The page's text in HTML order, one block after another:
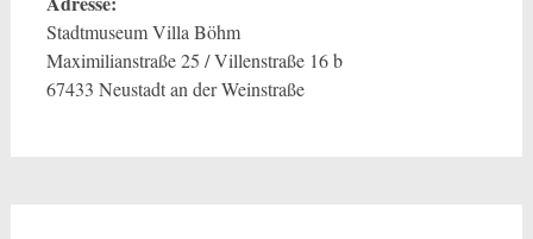
Stadtmuseum Villa Böhm
Maximilianstraße 25 / Villenstraße 16 b
67433 Neustadt an der Weinstraße